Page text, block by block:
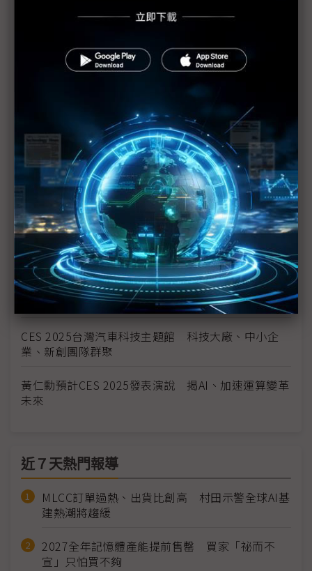
啓碁宣布參展CES 推出車用高效能運算平台
擷發CES 2025助攻聯發科AIoT平台
CES 2025最後倒數 台廠出征秀肌肉
耐能預告CES新品 邊緣GPT、機器人軟硬整合等
三星、樂金、SK出擊CES AI仍為關鍵詞
英特爾將於CES討論新世代AI PC技術
樂金Innotek CES 2025新品搶先看：開發車用RGB-
IR車艙相機模組
台灣新創國家隊挺進CES 5大領域展軟硬實力
行競進軍超跑及儲能市場 獲CES 2025創新獎
CES 2025台灣汽車科技主題館 科技大廠、中小企
業、新創團隊群聚
黃仁勳預計CES 2025發表演說 揭AI、加速運算變革
未來
近７天熱門報導
MLCC訂單過熱、出貨比創高 村田示警全球AI基
建熱潮將趨緩
2027全年記憶體產能提前售罄 買家「祕而不
宣」只怕買不夠